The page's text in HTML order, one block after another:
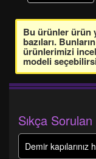
Bu ürünler ürün
bazıları.
ürünlerimizi
modeli
Sıkça
Demir